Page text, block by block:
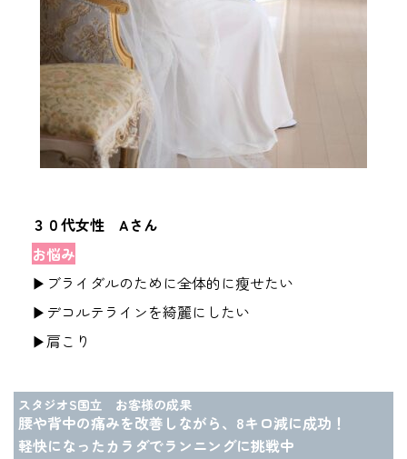
３０代女性 Aさん
お悩み
▶ブライダルのために全体的に瘦せたい
▶デコルテラインを綺麗にしたい
▶肩こり
スタジオS国立 お客様の成果
腰や背中の痛みを改善しながら、8キロ減に成功！
軽快になったカラダでランニングに挑戦中